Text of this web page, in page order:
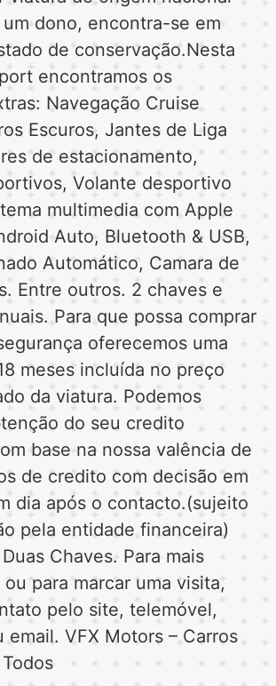
dono, encontra-se em
de conservação.Nesta
encontramos os
Navegação Cruise
Escuros, Jantes de Liga
de estacionamento,
Volante desportivo
multimedia com Apple
Auto, Bluetooth & USB,
Automático, Camara de
Entre outros. 2 chaves e
Para que possa comprar
oferecemos uma
meses incluída no preço
da viatura. Podemos
do seu credito
base na nossa valência de
de credito com decisão em
dia após o contacto.(sujeito
pela entidade financeira)
Chaves. Para mais
para marcar uma visita,
pelo site, telemóvel,
email. VFX Motors – Carros